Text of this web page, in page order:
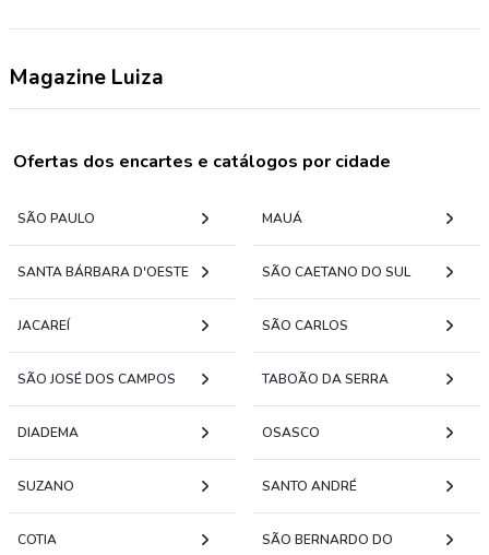
Magazine Luiza
Ofertas dos encartes e catálogos por cidade
SÃO PAULO MAUÁ
SANTA BÁRBARA D'OESTE SÃO CAETANO DO SUL
JACAREÍ SÃO CARLOS
SÃO JOSÉ DOS CAMPOS TABOÃO DA SERRA
DIADEMA OSASCO
SUZANO SANTO ANDRÉ
COTIA
SÃO BERNARDO DO